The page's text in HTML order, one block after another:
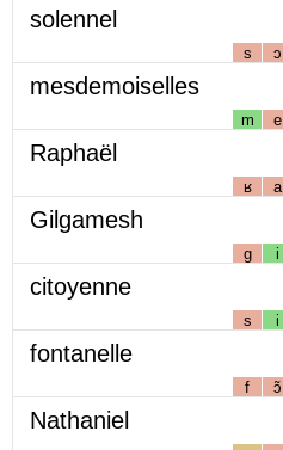
solennel
s ɔ
mesdemoiselles
m e
Raphaël
ʁ a
Gilgamesh
g i
citoyenne
s i
fontanelle
f ɔ̃
Nathaniel